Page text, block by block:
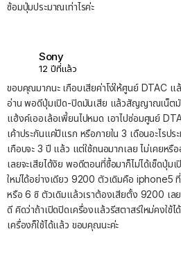
ซ้อมปุ่มประมาณเท่าไรค่ะ
Sony
12 ปีที่แล้ว
ขอบคุณมากนะ เกือบเสียค่าโง่ให้ศูนย์ DTAC แ
อ่าน พอดีปุ่มเปิด-ปิดมันเสีย แล้วสัญญาณเน็ตมัน
แฮ้งค์เออเล้อเพี้ยนไปหมด เอาไปซ่อมศูนย์
เค้าประกันแค่ปีแรก หรือภายใน 3 เดือนอะไรป
เกือบจะ 3 ปี แล้ว แต่ใช้ถนอมากเลย ไม่เคยหรืออ
เลยจะเสียได้งัย พอดีตอนที่ซื้อมาก็ไม่ได้เช็ดปุ่ม
ใหม่ได้อย่างเดียว 9200 ตัวเดิมคือ iphone5
หรือ 6 ซิ ตัวเดิมแล้วเราต้องเสียตั้ง 9200 เล
ดี คิดว่าถ้าเปิดปิดเครื่องแล้วรีสตาสร์ใหม่คงใช้
เครื่องก็ใช้ได้แล้ว ขอบคุณนะค่ะ